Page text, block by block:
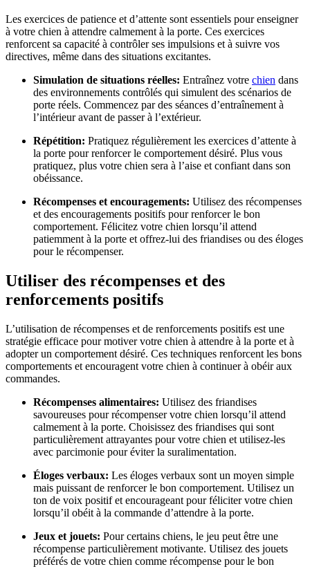
Les exercices de patience et d’attente sont essentiels pour enseigner
à votre chien à attendre calmement à la porte. Ces exercices
renforcent sa capacité à contrôler ses impulsions et à suivre vos
directives, même dans des situations excitantes.
Simulation de situations réelles: Entraînez votre chien dans
des environnements contrôlés qui simulent des scénarios de
porte réels. Commencez par des séances d’entraînement à
l’intérieur avant de passer à l’extérieur.
Répétition: Pratiquez régulièrement les exercices d’attente à
la porte pour renforcer le comportement désiré. Plus vous
pratiquez, plus votre chien sera à l’aise et confiant dans son
obéissance.
Récompenses et encouragements: Utilisez des récompenses
et des encouragements positifs pour renforcer le bon
comportement. Félicitez votre chien lorsqu’il attend
patiemment à la porte et offrez-lui des friandises ou des éloges
pour le récompenser.
Utiliser des récompenses et des
renforcements positifs
L’utilisation de récompenses et de renforcements positifs est une
stratégie efficace pour motiver votre chien à attendre à la porte et à
adopter un comportement désiré. Ces techniques renforcent les bons
comportements et encouragent votre chien à continuer à obéir aux
commandes.
Récompenses alimentaires: Utilisez des friandises
savoureuses pour récompenser votre chien lorsqu’il attend
calmement à la porte. Choisissez des friandises qui sont
particulièrement attrayantes pour votre chien et utilisez-les
avec parcimonie pour éviter la suralimentation.
Éloges verbaux: Les éloges verbaux sont un moyen simple
mais puissant de renforcer le bon comportement. Utilisez un
ton de voix positif et encourageant pour féliciter votre chien
lorsqu’il obéit à la commande d’attendre à la porte.
Jeux et jouets: Pour certains chiens, le jeu peut être une
récompense particulièrement motivante. Utilisez des jouets
préférés de votre chien comme récompense pour le bon